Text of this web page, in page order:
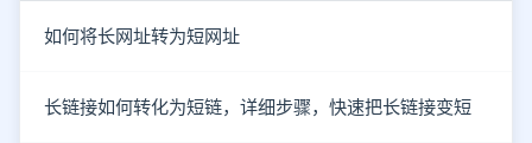
如何将长网址转为短网址
长链接如何转化为短链，详细步骤，快速把长链接变短